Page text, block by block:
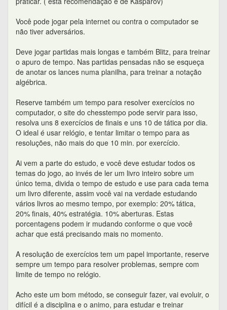
Você pode jogar pela internet ou contra o computador se
não tiver adversários.
Deve jogar partidas mais longas e também Blitz, para treinar
o apuro de tempo. Nas partidas pensadas não se esqueça
de anotar os lances numa planilha, para treinar a notação
algébrica.
Reserve também um tempo para resolver exercícios no
computador, o site do chesstempo pode servir para isso,
resolva uns 8 exercícios de finais e uns 10 de tática por dia.
O ideal é usar relógio, e tentar limitar o tempo para as
resoluções, não mais do que 10 min. por exercício.
Ai vem a parte do estudo, e você deve estudar todos os
temas do jogo, ao invés de ler um livro inteiro sobre um
único tema, divida o tempo de estudo e use para cada tema
um livro diferente, assim você vai na verdade estudando
vários livros ao mesmo tempo, por exemplo: 20% tática,
20% finais, 40% estratégia. 10% aberturas. Estas
porcentagens podem ir mudando conforme o que você
achar que está precisando mais no momento.
A resolução de exercícios tem um papel importante, reserve
sempre um tempo para resolver problemas, sempre com
limite de tempo no relógio.
Acho este um bom método, se conseguir fazer, vai evoluir, o
difícil é a disciplina e o animo, para estudar e treinar